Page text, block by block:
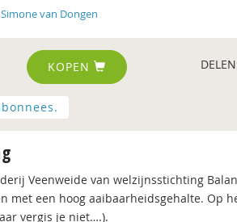
Simone van Dongen
KOPEN
Veenweide van welzijnsstichting
met een hoog aaibaarheidsgehalte. Op
vergis je niet….).